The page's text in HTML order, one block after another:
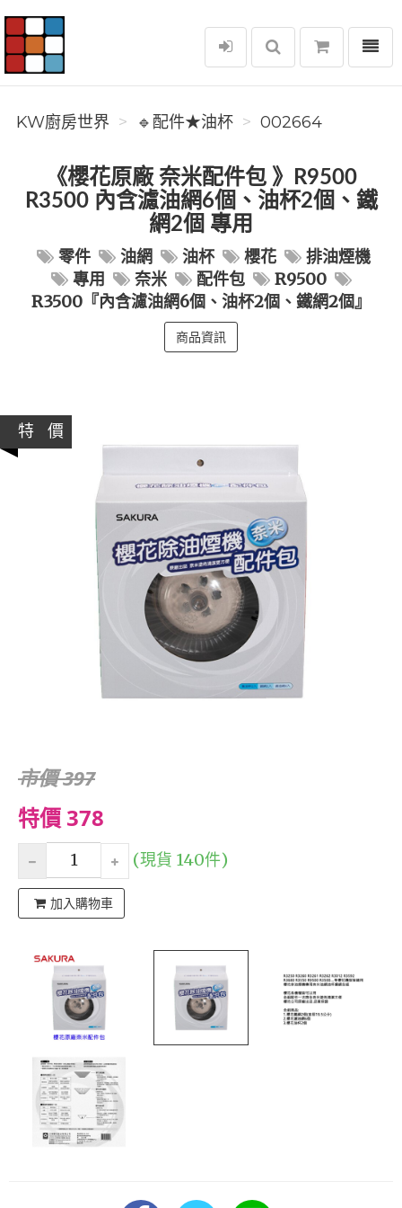
KW廚房世界
選單
KW廚房世界 🔹配件★油杯 002664
《櫻花原廠 奈米配件包 》R9500
R3500 內含濾油網6個、油杯2個、鐵
網2個 專用
零件 油網 油杯 櫻花
排油煙機
專用
奈米 配件包
R9500
R3500『內含濾油網6個、油杯2個、鐵網2個』
商品資訊
特 價
市價 397
特價 378
(現貨 140件)
加入購物車